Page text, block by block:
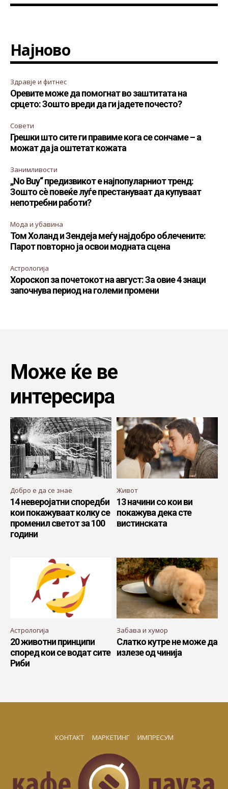
Најново
Здравје и фитнес
Оревите може да помогнат во заштитата на
срцето: Зошто вреди да ги јадете почесто?
Совети
Грешки што сите ги правиме кога се сончаме – а
можат да ја оштетат кожата
Занимливости
„No Buy“ предизвикот е најпопуларниот тренд:
Зошто сè повеќе луѓе престануваат да купуваат
непотребни работи?
Мода и убавина
Том Холанд и Зендеја меѓу најдобро облечените:
Парот повторно ја освои модната сцена
Астрологија
Хороскоп за почетокот на август: За овие 4 знаци
започнува период на големи промени
Може ќе ве
интересира
Добро е да се знае
14 неверојатни споредби
кои покажуваат колку се
променил светот за 100
години
Живот
13 начини со кои ви
покажува дека сте
вистинската
Астрологија
20 животни принципи
според кои се водат сите
Риби
Забава и хумор
Слатко кутре не може да
излезе од чинија
КОНТАКТ МАРКЕТИНГ ИМПРЕСУМ